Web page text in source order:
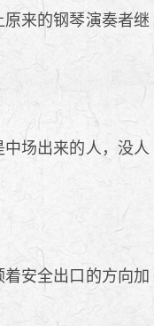
来的钢琴演奏者继
场出来的人，没人
安全出口的方向加